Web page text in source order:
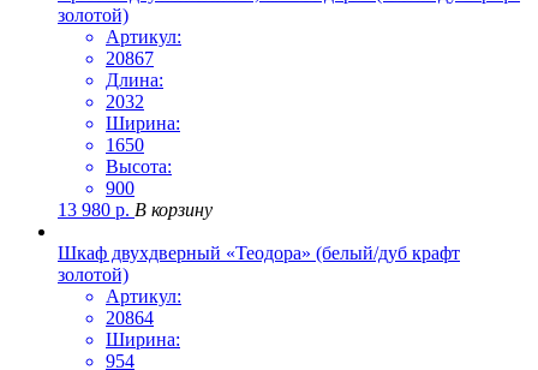
золотой)
Артикул:
20867
Длина:
2032
Ширина:
1650
Высота:
900
13 980 р. В корзину
Шкаф двухдверный «Теодора» (белый/дуб крафт
золотой)
Артикул:
20864
Ширина:
954